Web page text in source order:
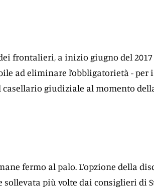
frontalieri, a inizio giugno del
ad eliminare l’obbligatorietà - per i
giudiziale al momento
fermo al palo. L’opzione della
sollevata più volte dai consiglieri di